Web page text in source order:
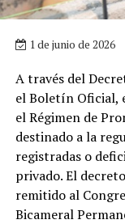
1 de junio de 2026
A través del
el Boletín Oficial,
el Régimen de
destinado a la
registradas o
privado. El
remitido al
Bicameral